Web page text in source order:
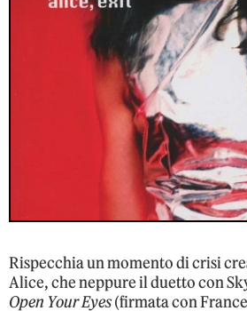
Rispecchia un momento di crisi
Alice, che neppure il duetto con
Open Your Eyes(firmata con